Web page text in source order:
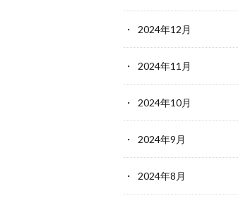
2024年12月
2024年11月
2024年10月
2024年9月
2024年8月